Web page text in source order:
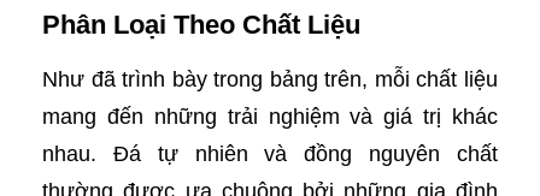
Phân Loại Theo Chất Liệu
Như đã trình bày trong bảng trên, mỗi chất liệu
mang đến những trải nghiệm và giá trị khác
nhau. Đá tự nhiên và đồng nguyên chất
thường được ưa chuộng bởi những gia đình